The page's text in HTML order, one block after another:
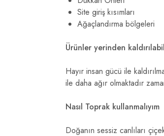
Site giriş kısımları
Ağaçlandırma bölgeleri
Ürünler yerinden
Hayır insan gücü ile
ile daha ağır olmaktadır
Nasıl Toprak kullanmalıyım
Doğanın sessiz canlıları